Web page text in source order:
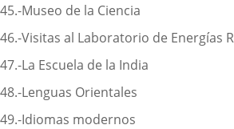
45.-Museo de la Ciencia
46.-Visitas al Laboratorio de Energías
47.-La Escuela de la India
48.-Lenguas Orientales
49.-Idiomas modernos